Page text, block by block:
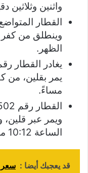
واثنين وثلاثين
الظهر.
مساءً.
ويمر عبر
الساعة 10:12 مساءً.
قد يعجبك أيضا : سعر